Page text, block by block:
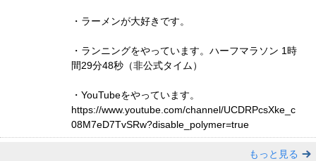
・ラーメンが大好きです。
・ランニングをやっています。ハーフマラソン 1時
間29分48秒（非公式タイム）
・YouTubeをやっています。
https://www.youtube.com/channel/UCDRPcsXke_c
08M7eD7TvSRw?disable_polymer=true
もっと見る